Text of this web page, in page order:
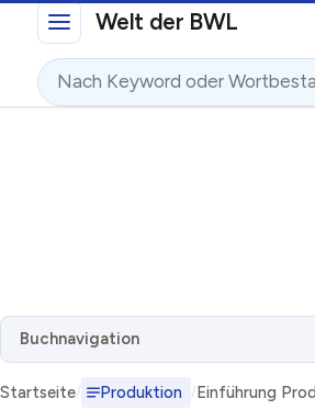
Direkt zum InhaltWelt der BWL
Suche
Buchnavigation
Startseite Produktion
Einführung